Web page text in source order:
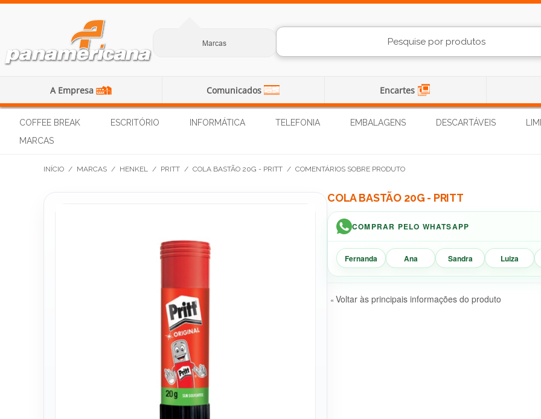
Marcas
A Empresa Comunicados Encartes
COFFEE BREAK ESCRITÓRIO INFORMÁTICA TELEFONIA EMBALAGENS DESCARTÁVEIS
MARCAS
INÍCIO / MARCAS / HENKEL / PRITT / COLA BASTÃO 20G - PRITT / COMENTÁRIOS SOBRE PRODUTO
COLA BASTÃO 20G - PRITT
COMPRAR PELO WHATSAPP
Fernanda Ana Sandra Luiza
« Voltar às principais informações do produto